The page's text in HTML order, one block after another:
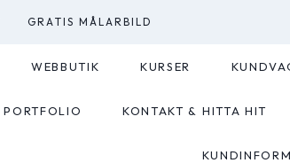
GRATIS MÅLARBILD
WEBBUTIK KURSER
PORTFOLIO KONTAKT & HITTA HIT